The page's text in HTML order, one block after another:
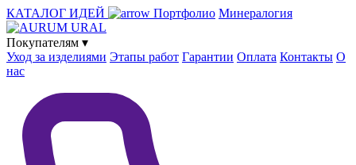
КАТАЛОГ ИДЕЙ Портфолио Минералогия
Покупателям ▾
Уход за изделиями Этапы работ Гарантии Оплата Контакты О
нас